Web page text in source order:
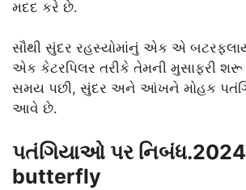
મદદ કરે છે.
સૌથી સુંદર રહસ્યોમાંનું એક એ
એક કેટરપિલર તરીકે તેમની મુસાફરી
સમય પછી, સુંદર અને આંખને મોહક
આવે છે.
પતંગિયાઓ પર
butterfly